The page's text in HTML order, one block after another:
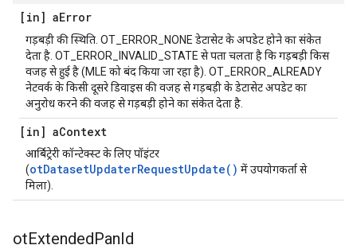
[in] aError
गड़बड़ी की स्थिति. OT_ERROR_NONE डेटासेट के अपडेट होने का संकेत
देता है. OT_ERROR_INVALID_STATE से पता चलता है कि गड़बड़ी किस
वजह से हुई है (MLE को बंद किया जा रहा है). OT_ERROR_ALREADY
नेटवर्क के किसी दूसरे डिवाइस की वजह से गड़बड़ी के डेटासेट अपडेट का
अनुरोध करने की वजह से गड़बड़ी होने का संकेत देता है.
[in] aContext
आर्बिट्रेरी कॉन्टेक्स्ट के लिए पॉइंटर
(otDatasetUpdaterRequestUpdate() में उपयोगकर्ता से
मिला).
otExtendedPanId